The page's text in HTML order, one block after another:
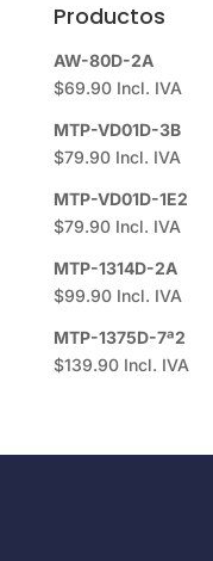
Productos
AW-80D-2A
$69.90 Incl. IVA
MTP-VD01D-3B
$79.90 Incl. IVA
MTP-VD01D-1E2
$79.90 Incl. IVA
MTP-1314D-2A
$99.90 Incl. IVA
MTP-1375D-7ª2
$139.90 Incl. IVA